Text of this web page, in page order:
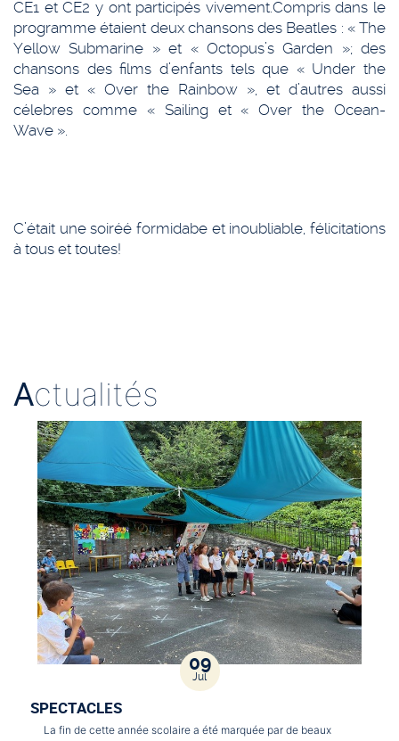
CE1 et CE2 y ont participés vivement.Compris dans le
programme étaient deux chansons des Beatles : « The
Yellow Submarine » et « Octopus’s Garden »; des
chansons des films d’enfants tels que « Under the
Sea » et « Over the Rainbow », et d’autres aussi
célebres comme « Sailing et « Over the Ocean-
Wave ».
C’était une soiréé formidabe et inoubliable, félicitations
à tous et toutes!
Actualités
09
Jul
SPECTACLES
La fin de cette année scolaire a été marquée par de beaux